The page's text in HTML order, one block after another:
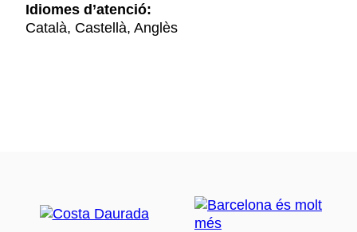
Idiomes d’atenció:
Català, Castellà, Anglès